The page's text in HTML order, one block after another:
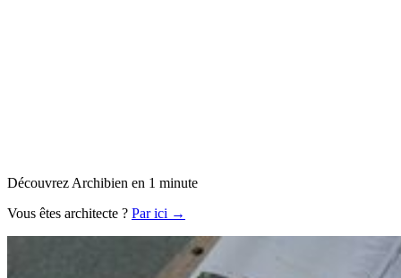
Découvrez Archibien en 1 minute
Vous êtes architecte ? Par ici →